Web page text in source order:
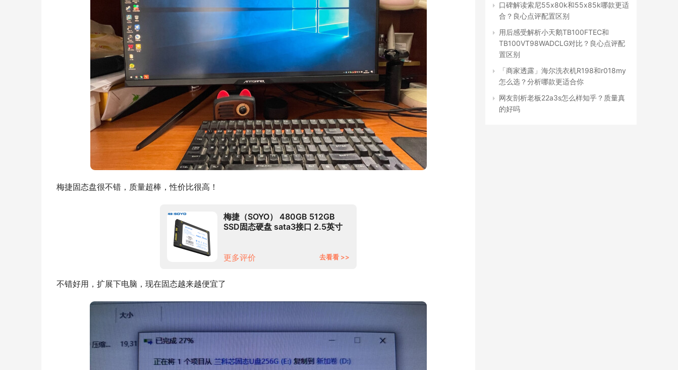
梅捷固态盘很不错，质量超棒，性价比很高！
梅捷（SOYO） 480GB 512GB
SSD固态硬盘 sata3接口 2.5英寸
更多评价
去看看 >>
不错好用，扩展下电脑，现在固态越来越便宜了
口碑解读索尼55x80k和55x85k哪款更适
合？良心点评配置区别
用后感受解析小天鹅TB100FTEC和
TB100VT98WADCLG对比？良心点评配
置区别
「商家透露」海尔洗衣机R198和r018my
怎么选？分析哪款更适合你
网友剖析老板22a3s怎么样知乎？质量真
的好吗